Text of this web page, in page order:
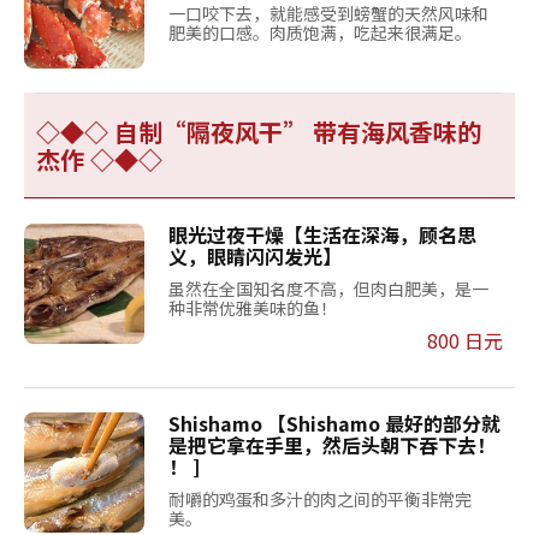
一口咬下去，就能感受到螃蟹的天然风味和
肥美的口感。肉质饱满，吃起来很满足。
◇◆◇ 自制“隔夜风干” 带有海风香味的
杰作 ◇◆◇
眼光过夜干燥【生活在深海，顾名思
义，眼睛闪闪发光】
虽然在全国知名度不高，但肉白肥美，是一
种非常优雅美味的鱼！
800 日元
Shishamo 【Shishamo 最好的部分就
是把它拿在手里，然后头朝下吞下去！
！ ]
耐嚼的鸡蛋和多汁的肉之间的平衡非常完
美。